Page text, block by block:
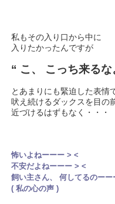
私もその入り口から中に
入りたかったんですが
“ こ、 こっち来る
とあまりにも緊迫した表情
吠え続けるダックスを目の
近づけるはずもなく・・・
怖いよねーーー > <
不安だよねーーー > <
飼い主さん、 何してるのーー
( 私の心の声 )